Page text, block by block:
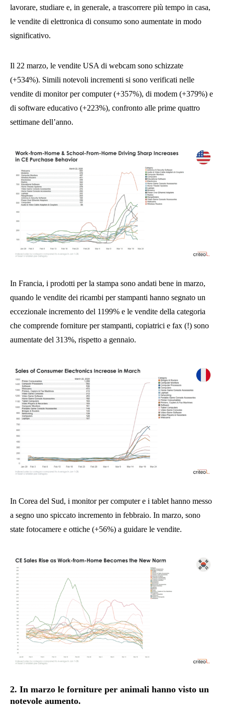
lavorare, studiare e, in generale, a trascorrere più tempo in casa,
le vendite di elettronica di consumo sono aumentate in modo
significativo.
Il 22 marzo, le vendite USA di webcam sono schizzate
(+534%). Simili notevoli incrementi si sono verificati nelle
vendite di monitor per computer (+357%), di modem (+379%) e
di software educativo (+223%), confronto alle prime quattro
settimane dell’anno.
In Francia, i prodotti per la stampa sono andati bene in marzo,
quando le vendite dei ricambi per stampanti hanno segnato un
eccezionale incremento del 1199% e le vendite della categoria
che comprende forniture per stampanti, copiatrici e fax (!) sono
aumentate del 313%, rispetto a gennaio.
In Corea del Sud, i monitor per computer e i tablet hanno messo
a segno uno spiccato incremento in febbraio. In marzo, sono
state fotocamere e ottiche (+56%) a guidare le vendite.
2. In marzo le forniture per animali hanno visto un
notevole aumento.